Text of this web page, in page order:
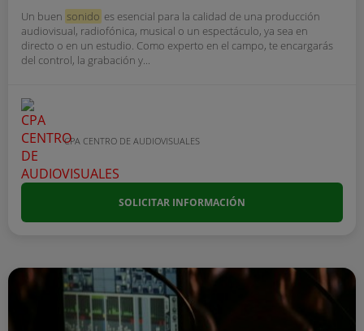
Un buen sonido es esencial para la calidad de una producción
audiovisual, radiofónica, musical o un espectáculo, ya sea en
directo o en un estudio. Como experto en el campo, te encargarás
del control, la grabación y...
CPA CENTRO DE AUDIOVISUALES
SOLICITAR INFORMACIÓN